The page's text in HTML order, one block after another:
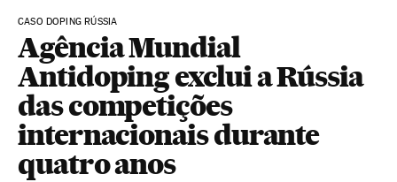
CASO DOPING RÚSSIA
Agência Mundial
Antidoping exclui a Rússia
das competições
internacionais durante
quatro anos